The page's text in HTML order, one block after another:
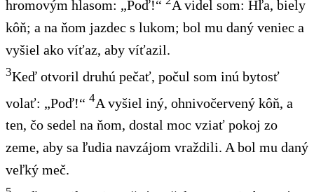
hromovým hlasom: „Poď!“
A videl som: Hľa, biely
kôň; a na ňom jazdec s lukom; bol mu daný veniec a
vyšiel ako víťaz, aby víťazil.
3Keď otvoril druhú pečať, počul som inú bytosť
volať: „Poď!“ 4A vyšiel iný, ohnivočervený kôň, a
ten, čo sedel na ňom, dostal moc vziať pokoj zo
zeme, aby sa ľudia navzájom vraždili. A bol mu daný
veľký meč.